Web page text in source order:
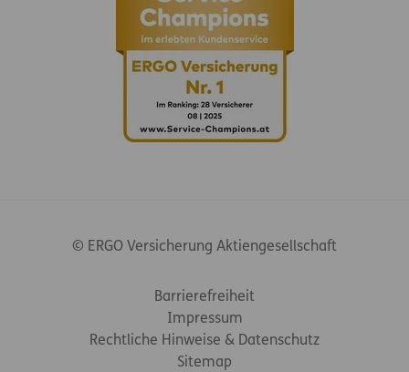
© ERGO Versicherung Aktiengesellschaft
Barrierefreiheit
Impressum
Rechtliche Hinweise & Datenschutz
Sitemap